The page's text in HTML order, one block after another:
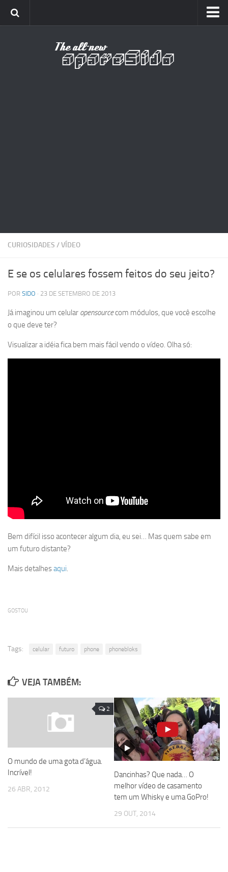
CURIOSIDADES /VÍDEO
E se os celulares fossem feitos do seu jeito?
POR SIDO · 23 DE SETEMBRO DE 2013
Já imaginou um celular opensourcecom módulos, que você escolhe
o que deve ter?
Visualizar a idéia fica bem mais fácil vendo o vídeo. Olha só:
Bem difícil isso acontecer algum dia, eu sei… Mas quem sabe em
um futuro distante?
Mais detalhesaqui.
GOSTOU
Tags: celular futuro phone phonebloks
VEJA TAMBÉM:
2
O mundo de uma gota d’água.
Incrível!
26 ABR, 2012
Dancinhas? Que nada… O
melhor vídeo de casamento
tem um Whisky e uma GoPro!
29 OUT, 2014